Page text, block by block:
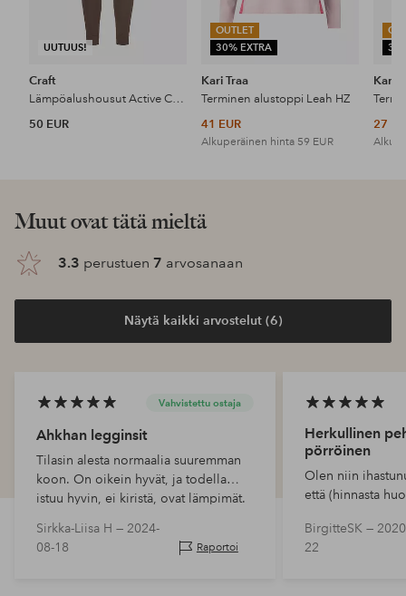
UUTUUS!
Craft
Lämpöalushousut Active Comfort Pants 2 W
50 EUR
OUTLET
30% EXTRA
Kari Traa
Terminen alustoppi Leah HZ
41 EUR
Alkuperäinen hinta 59 EUR
Kari
27
Muut ovat tätä mieltä
3.3 perustuen 7 arvosanaan
Näytä kaikki arvostelut (6)
Vahvistettu ostaja
Ahkhan legginsit
Tilasin alesta normaalia suuremman
koon. On oikein hyvät, ja todella
istuu hyvin, ei kiristä, ovat lämpimät.
Sirkka-Liisa H — 2024-
08-18
Raportoi
Herkullinen
pörröinen
Olen niin
että (hinnasta
ajan. Se on
käytän niitä
BirgitteSK —
22